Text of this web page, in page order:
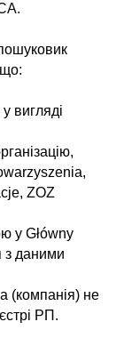
вигляді
ZOZ
у Główny
з даними
(компанія) не
РП.